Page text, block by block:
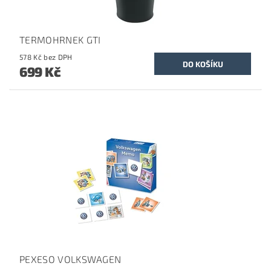
TERMOHRNEK GTI
578 Kč bez DPH
699 Kč
PEXESO VOLKSWAGEN